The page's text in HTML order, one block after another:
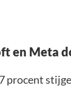
en Meta
procent